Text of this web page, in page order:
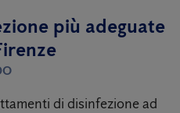
più adeguate
di disinfezione ad